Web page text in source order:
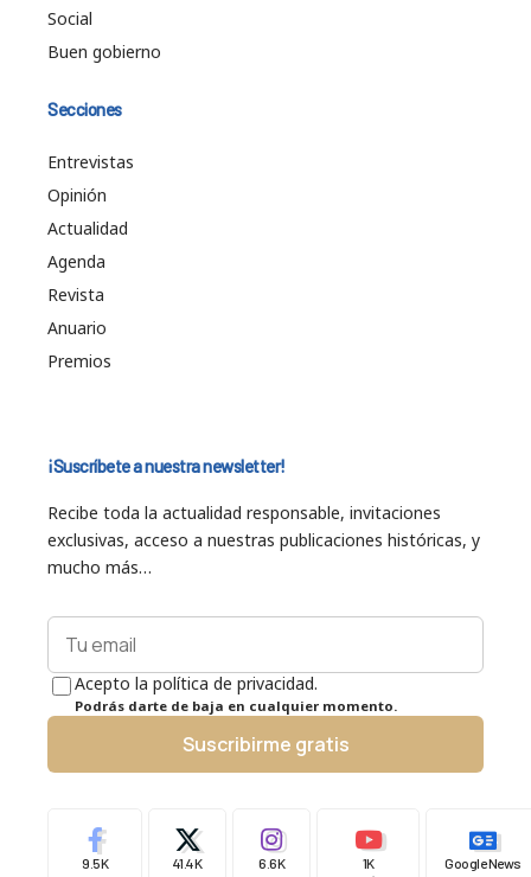
Social
Buen gobierno
Secciones
Entrevistas
Opinión
Actualidad
Agenda
Revista
Anuario
Premios
¡Suscríbete a nuestra newsletter!
Recibe toda la actualidad responsable, invitaciones
exclusivas, acceso a nuestras publicaciones históricas, y
mucho más…
Acepto la política de privacidad.
Podrás darte de baja en cualquier momento.
Suscribirme gratis
9.5K 41.4K 6.6K 1K Google News